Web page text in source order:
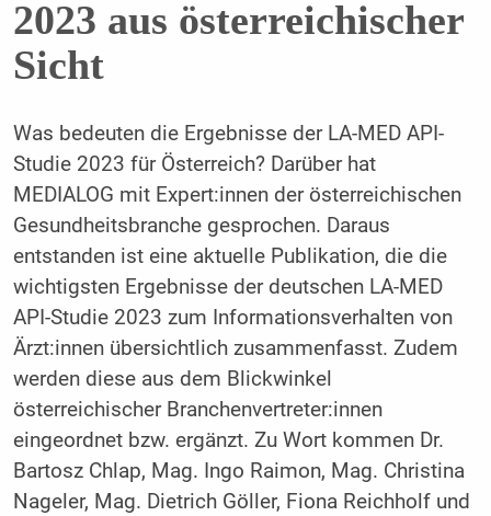
2023 aus österreichischer
Sicht
Was bedeuten die Ergebnisse der LA-MED API-
Studie 2023 für Österreich? Darüber hat
MEDIALOG mit Expert:innen der österreichischen
Gesundheitsbranche gesprochen. Daraus
entstanden ist eine aktuelle Publikation, die die
wichtigsten Ergebnisse der deutschen LA-MED
API-Studie 2023 zum Informationsverhalten von
Ärzt:innen übersichtlich zusammenfasst. Zudem
werden diese aus dem Blickwinkel
österreichischer Branchenvertreter:innen
eingeordnet bzw. ergänzt. Zu Wort kommen Dr.
Bartosz Chlap, Mag. Ingo Raimon, Mag. Christina
Nageler, Mag. Dietrich Göller, Fiona Reichholf und